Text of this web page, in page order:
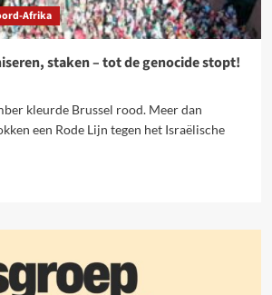
Afrika
staken – tot de genocide stopt!
kleurde Brussel rood. Meer dan
een Rode Lijn tegen het Israëlische